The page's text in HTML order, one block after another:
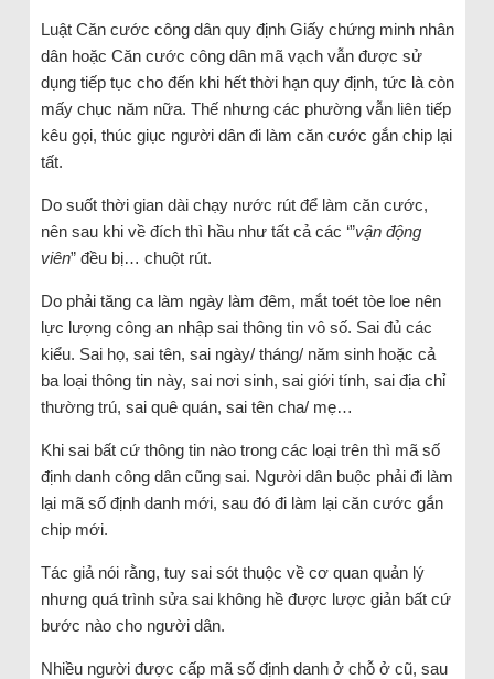
Luật Căn cước công dân quy định Giấy chứng minh nhân
dân hoặc Căn cước công dân mã vạch vẫn được sử
dụng tiếp tục cho đến khi hết thời hạn quy định, tức là còn
mấy chục năm nữa. Thế nhưng các phường vẫn liên tiếp
kêu gọi, thúc giục người dân đi làm căn cước gắn chip lại
tất.
Do suốt thời gian dài chạy nước rút để làm căn cước,
nên sau khi về đích thì hầu như tất cả các ‘”vận động
viên” đều bị… chuột rút.
Do phải tăng ca làm ngày làm đêm, mắt toét tòe loe nên
lực lượng công an nhập sai thông tin vô số. Sai đủ các
kiểu. Sai họ, sai tên, sai ngày/ tháng/ năm sinh hoặc cả
ba loại thông tin này, sai nơi sinh, sai giới tính, sai địa chỉ
thường trú, sai quê quán, sai tên cha/ mẹ…
Khi sai bất cứ thông tin nào trong các loại trên thì mã số
định danh công dân cũng sai. Người dân buộc phải đi làm
lại mã số định danh mới, sau đó đi làm lại căn cước gắn
chip mới.
Tác giả nói rằng, tuy sai sót thuộc về cơ quan quản lý
nhưng quá trình sửa sai không hề được lược giản bất cứ
bước nào cho người dân.
Nhiều người được cấp mã số định danh ở chỗ ở cũ, sau